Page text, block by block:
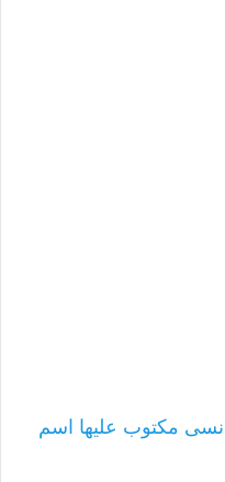
مكتوب عليها اسم